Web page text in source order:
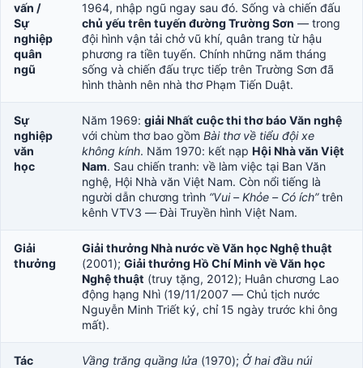
vấn /
Sự
nghiệp
quân
ngũ
1964, nhập ngũ ngay sau đó. Sống và chiến đấu
chủ yếu trên tuyến đường Trường Sơn — trong
đội hình vận tải chở vũ khí, quân trang từ hậu
phương ra tiền tuyến. Chính những năm tháng
sống và chiến đấu trực tiếp trên Trường Sơn đã
hình thành nên nhà thơ Phạm Tiến Duật.
Sự
nghiệp
văn
học
Năm 1969: giải Nhất cuộc thi thơ báo Văn nghệ
với chùm thơ bao gồm Bài thơ về tiểu đội xe
không kính. Năm 1970: kết nạp Hội Nhà văn Việt
Nam. Sau chiến tranh: về làm việc tại Ban Văn
nghệ, Hội Nhà văn Việt Nam. Còn nổi tiếng là
người dẫn chương trình “Vui – Khỏe – Có ích”trên
kênh VTV3 — Đài Truyền hình Việt Nam.
Giải
thưởng
Giải thưởng Nhà nước về Văn học Nghệ thuật
(2001); Giải thưởng Hồ Chí Minh về Văn học
Nghệ thuật (truy tặng, 2012); Huân chương Lao
động hạng Nhì (19/11/2007 — Chủ tịch nước
Nguyễn Minh Triết ký, chỉ 15 ngày trước khi ông
mất).
Tác
Vầng trăng quầng lửa (1970); Ở hai đầu núi